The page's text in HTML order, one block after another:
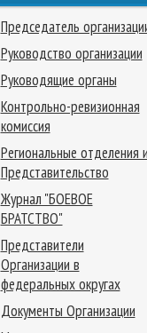
Председатель
Руководство организации
Руководящие органы
Контрольно-ревизионная
комиссия
Региональные отделения и
Представительство
Журнал "БОЕВОЕ
БРАТСТВО"
Представители
Организации в
федеральных округах
Документы Организации